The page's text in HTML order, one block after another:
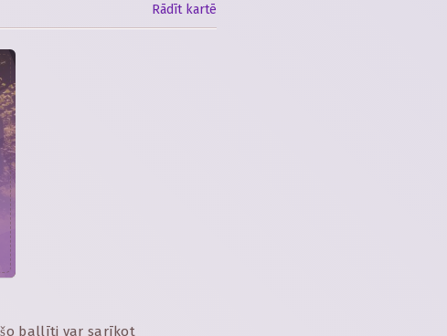
Rādīt kartē
ballīti var sarīkot